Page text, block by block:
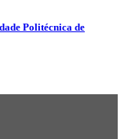
Politécnica de